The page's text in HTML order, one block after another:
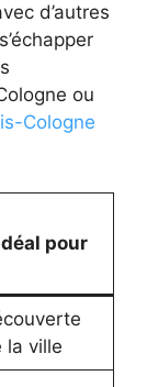
d’autres
ou
Cologne
pour
la ville